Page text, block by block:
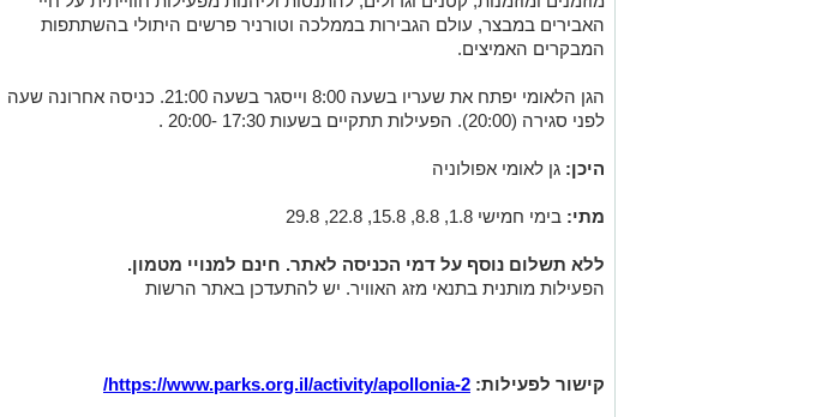
האבירים במבצר, עולם הגבירות בממלכה וטורניר פרשים היתולי בהשתתפות
המבקרים האמיצים.
הגן הלאומי יפתח את שעריו בשעה 8:00 וייסגר בשעה 21:00. כניסה אחרונה שעה
לפני סגירה (20:00). הפעילות תתקיים בשעות 17:30 -20:00 .
היכן: גן לאומי אפולוניה
מתי: בימי חמישי 1.8, 8.8, 15.8, 22.8, 29.8
ללא תשלום נוסף על דמי הכניסה לאתר. חינם למנויי מטמון.
הפעילות מותנית בתנאי מזג האוויר. יש להתעדכן באתר הרשות
קישור לפעילות: https://www.parks.org.il/activity/apollonia-2
/